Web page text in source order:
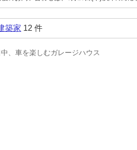
築家 12 件
、車を楽しむガレージハウス